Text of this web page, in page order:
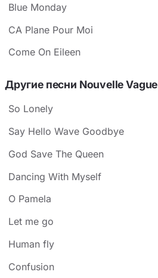
Blue Monday
CA Plane Pour Moi
Come On Eileen
Другие песни Nouvelle Vague
So Lonely
Say Hello Wave Goodbye
God Save The Queen
Dancing With Myself
O Pamela
Let me go
Human fly
Confusion